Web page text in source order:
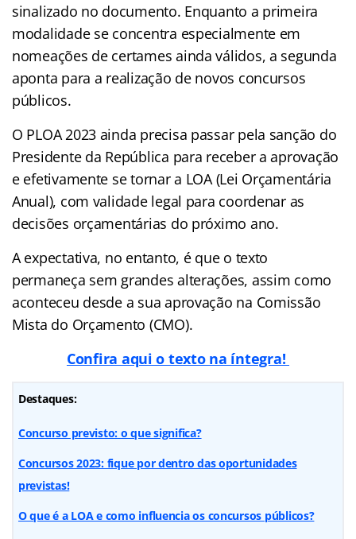
sinalizado no documento. Enquanto a primeira
modalidade se concentra especialmente em
nomeações de certames ainda válidos, a segunda
aponta para a realização de novos concursos
públicos.
O PLOA 2023 ainda precisa passar pela sanção do
Presidente da República para receber a aprovação
e efetivamente se tornar a LOA (Lei Orçamentária
Anual), com validade legal para coordenar as
decisões orçamentárias do próximo ano.
A expectativa, no entanto, é que o texto
permaneça sem grandes alterações, assim como
aconteceu desde a sua aprovação na Comissão
Mista do Orçamento (CMO).
Confira aqui o texto na íntegra!
Destaques:
Concurso previsto: o que significa?
Concursos 2023: fique por dentro das oportunidades
previstas!
O que é a LOA e como influencia os concursos públicos?